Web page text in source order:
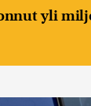
yli